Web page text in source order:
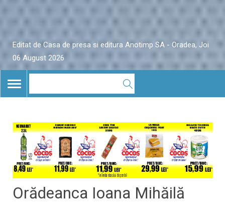
Editat de Casa de presa si editura Anotimp SA - Oradea, Joi
06 August 2026
TOGGLE
NAVIGATION
Orădeanca Ioana Mihăilă